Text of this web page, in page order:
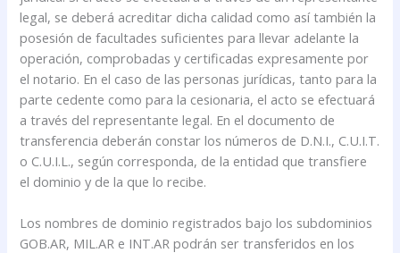
legal, se deberá acreditar dicha calidad como así también la
posesión de facultades suficientes para llevar adelante la
operación, comprobadas y certificadas expresamente por
el notario. En el caso de las personas jurídicas, tanto para la
parte cedente como para la cesionaria, el acto se efectuará
a través del representante legal. En el documento de
transferencia deberán constar los números de D.N.I., C.U.I.T.
o C.U.I.L., según corresponda, de la entidad que transfiere
el dominio y de la que lo recibe.
Los nombres de dominio registrados bajo los subdominios
GOB.AR, MIL.AR e INT.AR podrán ser transferidos en los